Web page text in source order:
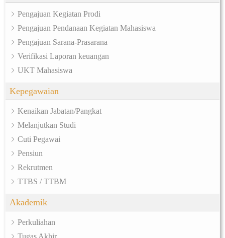
Pengajuan Kegiatan Prodi
Pengajuan Pendanaan Kegiatan Mahasiswa
Pengajuan Sarana-Prasarana
Verifikasi Laporan keuangan
UKT Mahasiswa
Kepegawaian
Kenaikan Jabatan/Pangkat
Melanjutkan Studi
Cuti Pegawai
Pensiun
Rekrutmen
TTBS / TTBM
Akademik
Perkuliahan